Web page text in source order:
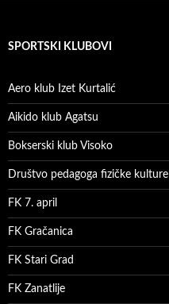
SPORTSKI KLUBOVI
Aero klub Izet Kurtalić
Aikido klub Agatsu
Bokserski klub Visoko
Društvo pedagoga fizičke kulture
FK 7. april
FK Gračanica
FK Stari Grad
FK Zanatlije